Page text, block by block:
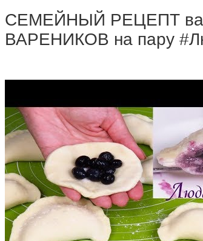
СЕМЕЙНЫЙ РЕЦЕПТ
ВАРЕНИКОВ на пару